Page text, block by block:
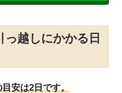
越しにかかる日
安は2日です。